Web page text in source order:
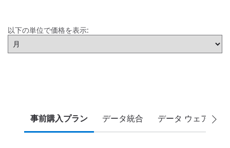
以下の単位で価格を表示:
事前購入プラン データ統合 データ ウェアハウ